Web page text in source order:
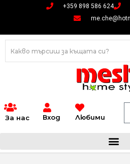
+359 898 586 624
За нас Вход Любими